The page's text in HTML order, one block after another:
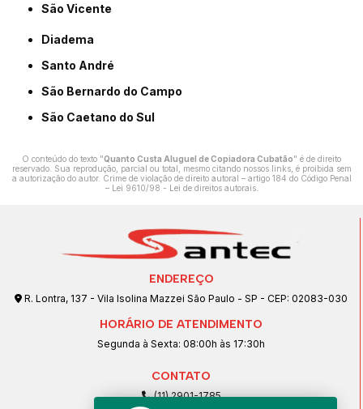
São Vicente
Diadema
Santo André
São Bernardo do Campo
São Caetano do Sul
O conteúdo do texto "Quanto Custa Aluguel de Copiadora Cubatão" é de direito
reservado. Sua reprodução, parcial ou total, mesmo citando nossos links, é proibida sem
a autorização do autor. Crime de violação de direito autoral – artigo 184 do Código Penal
– Lei 9610/98 - Lei de direitos autorais.
ENDEREÇO
R. Lontra, 137 - Vila Isolina Mazzei São Paulo - SP - CEP: 02083-030
HORÁRIO DE ATENDIMENTO
Segunda à Sexta: 08:00h às 17:30h
CONTATO
(11) 2901-1785